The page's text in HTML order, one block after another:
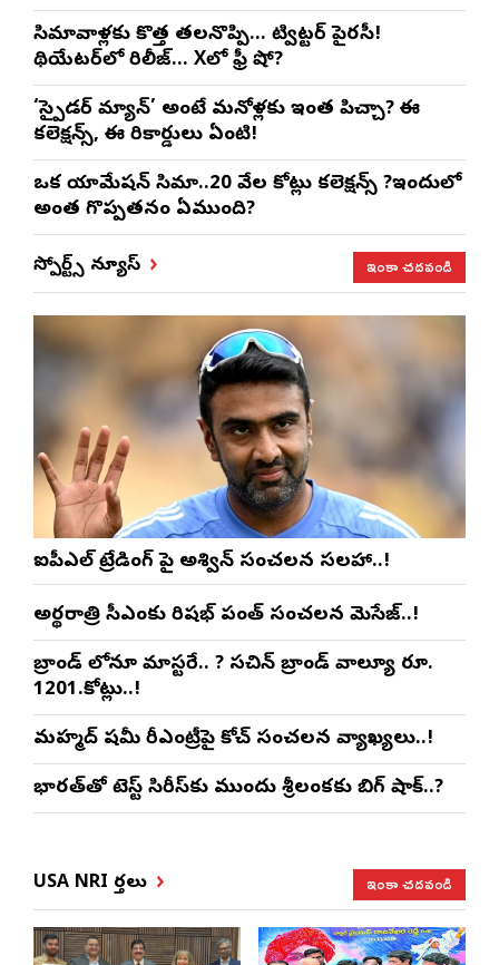
సినిమావాళ్లకు కొత్త తలనొప్పి… ట్విట్టర్ పైరసీ!
థియేటర్‌లో రిలీజ్… Xలో ఫ్రీ షో?
‘స్పైడర్ మ్యాన్’ అంటే మనోళ్లకు ఇంత పిచ్చా? ఈ
కలెక్షన్స్, ఈ రికార్డులు ఏంటి!
ఒక యానిమేషన్ సినిమా..20 వేల కోట్లు కలెక్షన్స్ ?ఇందులో
అంత గొప్పతనం ఏముంది?
స్పోర్ట్స్ న్యూస్ ఇంకా చదవండి
ఐపీఎల్ ట్రేడింగ్ పై అశ్విన్ సంచలన సలహా..!
అర్థరాత్రి సీఎంకు రిషభ్ పంత్ సంచలన మెసేజ్..!
బ్రాండ్ లోనూ మాస్టరే.. ? సచిన్ బ్రాండ్ వాల్యూ రూ.
1201.కోట్లు..!
మహ్మద్ షమీ రీఎంట్రీపై కోచ్ సంచలన వ్యాఖ్యలు..!
భారత్‌తో టెస్ట్ సిరీస్‌కు ముందు శ్రీలంకకు బిగ్ షాక్..?
USA NRI వార్తలు ఇంకా చదవండి